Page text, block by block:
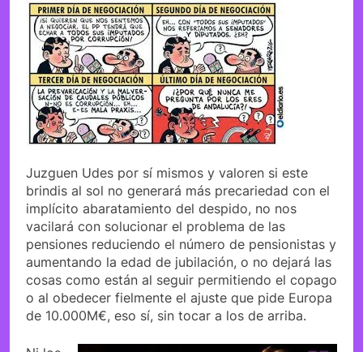
Juzguen Udes por sí mismos y valoren si este
brindis al sol no generará más precariedad con el
implícito abaratamiento del despido, no nos
vacilará con solucionar el problema de las
pensiones reduciendo el número de pensionistas y
aumentando la edad de jubilación, o no dejará las
cosas como están al seguir permitiendo el copago
o al obedecer fielmente el ajuste que pide Europa
de 10.000M€, eso sí, sin tocar a los de arriba.